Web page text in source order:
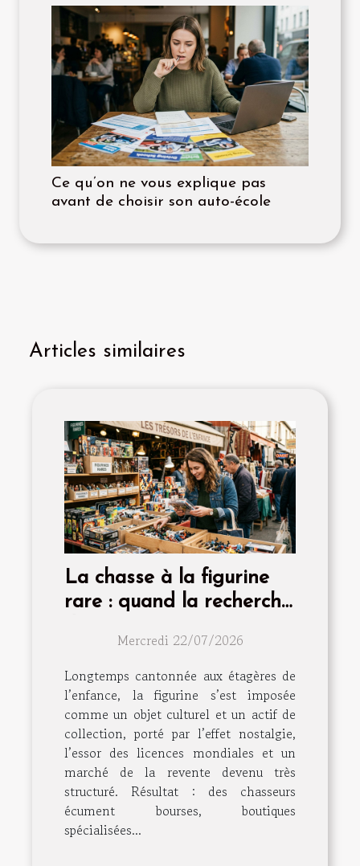
Ce qu’on ne vous explique pas
avant de choisir son auto-école
Articles similaires
La chasse à la figurine
rare : quand la recherche
Mercredi 22/07/2026
Longtemps cantonnée aux étagères de
l’enfance, la figurine s’est imposée
comme un objet culturel et un actif de
collection, porté par l’effet nostalgie,
l’essor des licences mondiales et un
marché de la revente devenu très
structuré. Résultat : des chasseurs
écument bourses, boutiques
spécialisées...